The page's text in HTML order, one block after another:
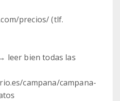
precios/ (tlf.
leer bien todas las
campana/campana-